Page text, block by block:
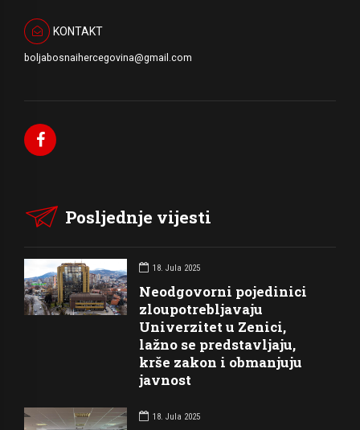
KONTAKT
boljabosnaihercegovina@gmail.com
Posljednje vijesti
18. Jula 2025
Neodgovorni pojedinici
zloupotrebljavaju
Univerzitet u Zenici,
lažno se predstavljaju,
krše zakon i obmanjuju
javnost
18. Jula 2025